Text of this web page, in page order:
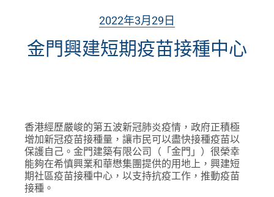
2022年3月29日
金門興建短期疫苗接種中心
香港經歷嚴峻的第五波新冠肺炎疫情，政府正積極
增加新冠疫苗接種量，讓市民可以盡快接種疫苗以
保護自己。金門建築有限公司（「金門」）很榮幸
能夠在希慎興業和華懋集團提供的用地上，興建短
期社區疫苗接種中心，以支持抗疫工作，推動疫苗
接種。